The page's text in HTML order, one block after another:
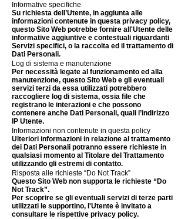
Informative specifiche
Su richiesta dell’Utente, in aggiunta alle
informazioni contenute in questa privacy policy,
questo Sito Web potrebbe fornire all'Utente delle
informative aggiuntive e contestuali riguardanti
Servizi specifici, o la raccolta ed il trattamento di
Dati Personali.
Log di sistema e manutenzione
Per necessità legate al funzionamento ed alla
manutenzione, questo Sito Web e gli eventuali
servizi terzi da essa utilizzati potrebbero
raccogliere log di sistema, ossia file che
registrano le interazioni e che possono
contenere anche Dati Personali, quali l’indirizzo
IP Utente.
Informazioni non contenute in questa policy
Ulteriori informazioni in relazione al trattamento
dei Dati Personali potranno essere richieste in
qualsiasi momento al Titolare del Trattamento
utilizzando gli estremi di contatto.
Risposta alle richieste “Do Not Track”
Questo Sito Web non supporta le richieste “Do
Not Track”.
Per scoprire se gli eventuali servizi di terze parti
utilizzati le supportino, l'Utente è invitato a
consultare le rispettive privacy policy.